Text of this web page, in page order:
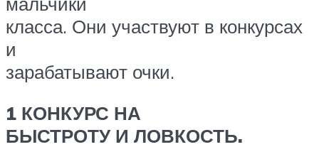
класса. Они участвуют в конкурсах
и
зарабатывают очки.
1 КОНКУРС НА
БЫСТРОТУ И ЛОВКОСТЬ.